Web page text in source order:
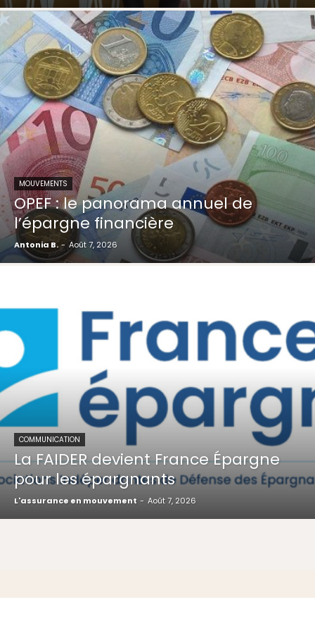
MOUVEMENTS
OPEF : le panorama annuel de
l’épargne financière
Antonia B. - Août 7, 2026
COMMUNICATION
La FAIDER devient France Épargne
pour les épargnants
L'assurance en mouvement - Août 7, 2026